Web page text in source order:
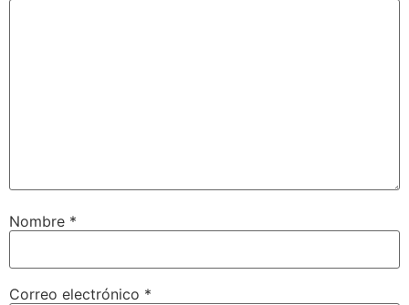
Nombre *
Correo electrónico *